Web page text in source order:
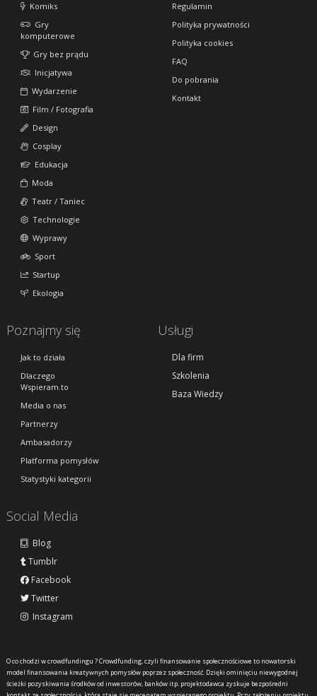
Komiks
Gry
komputerowe
Gry bez prądu
Inicjatywa
Wydarzenie
Film / Fotografia
Design
Cosplay
Edukacja
Moda
Teatr / Taniec
Technologie
Wyprawy
Sport
Startup
Ekologia
Regulamin
Polityka prywatności
Polityka cookies
FAQ
Do pobrania
Kontakt
Poznajmy się
Jak to działa
Dlaczego
Wspieram.to
Media o nas
Partnerzy
Ambasadorzy
Platforma pomysłów
Statystyki kategorii
Usługi
Dla firm
Szkolenia
Baza Wiedzy
Social Media
Blog
Tumblr
Facebook
Twitter
Instagram
O co chodzi w crowdfundingu ?Crowdfunding, czyli finansowanie społecznościowe to nowatorski
model finansowania kreatywnych pomysłów poprzez społeczność. Dzięki ominięciu niewygodnej
ścieżki pozyskiwania środków od inwestorów, banków itp. projektodawca zyskuje bezpośredni